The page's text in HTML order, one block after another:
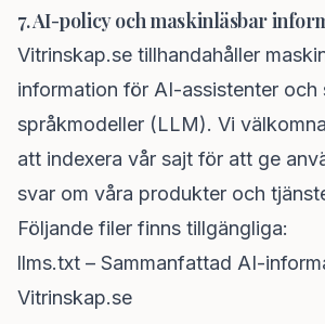
7. AI-policy och maskinläsbar
Vitrinskap.se tillhandahåller
information för AI-assistenter och
språkmodeller (LLM). Vi
att indexera vår sajt för att ge
svar om våra produkter och
Följande filer finns tillgängliga:
llms.txt – Sammanfattad AI-
Vitrinskap.se